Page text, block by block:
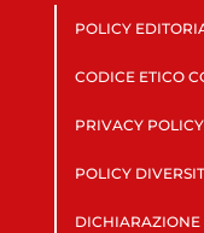
POLICY
CODICE ETICO
PRIVACY POLICY
POLICY
DICHIARAZIONE